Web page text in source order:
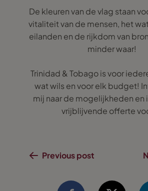
De kleuren van de vlag staan
vitaliteit van de mensen, het
eilanden en de rijkdom van
minder waar!
Trinidad & Tobago is voor
wat wils en voor elk budget!
mij naar de mogelijkheden en
vrijblijvende offerte
Previous post